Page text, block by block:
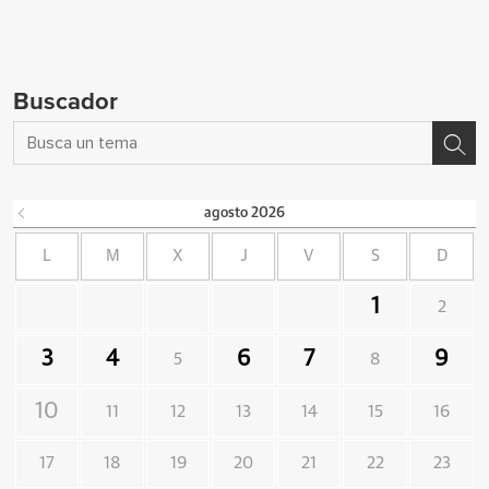
Buscador
agosto 2026
L M X J V S D
1 2
3 4 5 6 7 8 9
10 11 12 13 14 15 16
17 18 19 20 21 22 23